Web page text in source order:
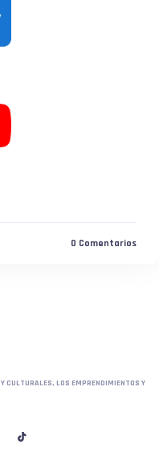
0 Comentarios
CULTURALES, LOS EMPRENDIMIENTOS Y